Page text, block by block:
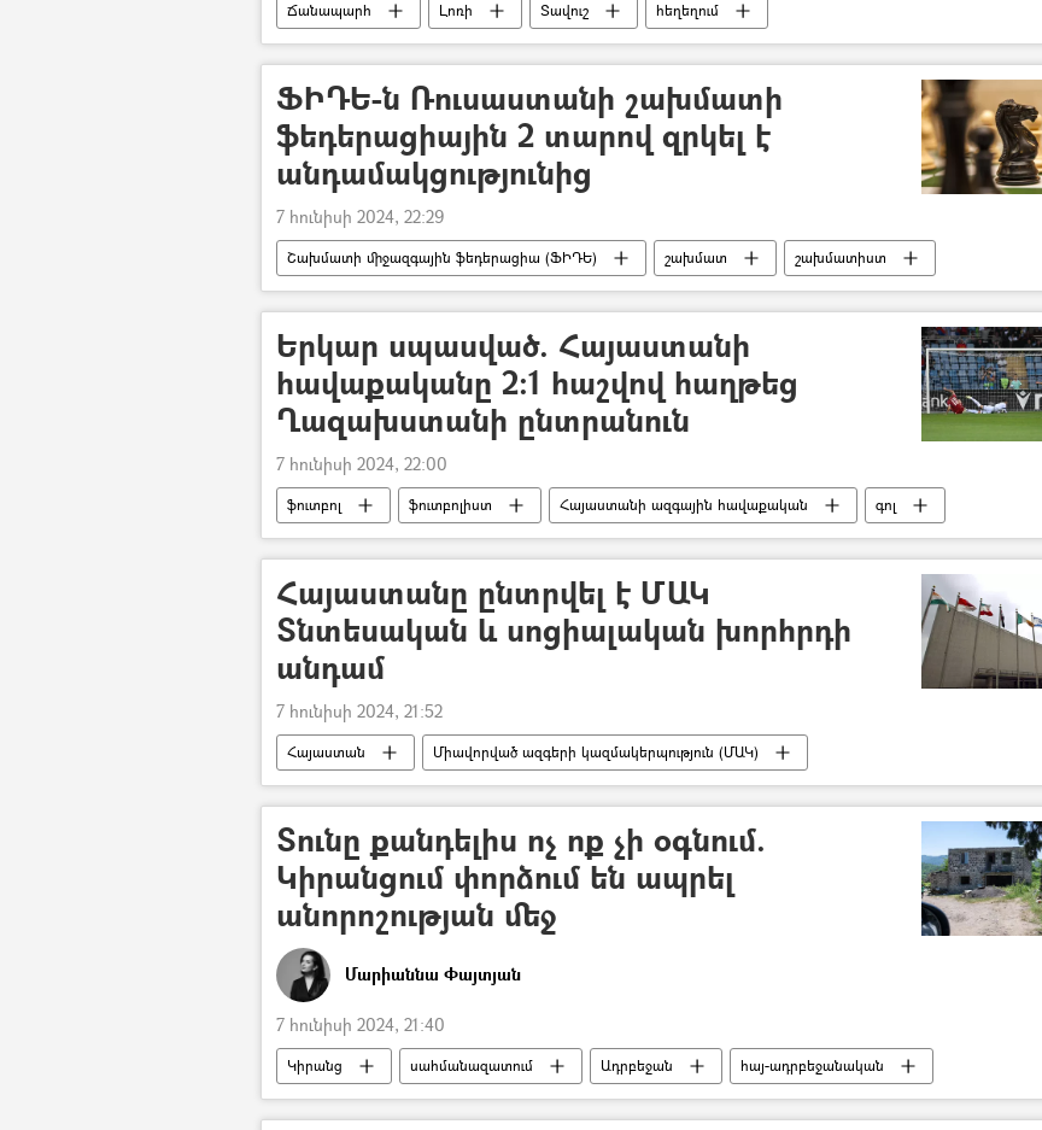
Ճանապարհ Լոռի Տավուշ հեղեղում
ՖԻԴԵ-ն Ռուսաստանի շախմատի
ֆեդերացիային 2 տարով զրկել է
անդամակցությունից
7 հունիսի 2024, 22:29
Շախմատի միջազգային ֆեդերացիա (ՖԻԴԵ) շախմատ
շախմատիստ
Ռուսաստան
Երկար սպասված. Հայաստանի
հավաքականը 2։1 հաշվով հաղթեց
Ղազախստանի ընտրանուն
7 հունիսի 2024, 22:00
ֆուտբոլ ֆուտբոլիստ Հայաստանի ազգային հավաքական
գոլ
Ղազախստան
Հայաստանը ընտրվել է ՄԱԿ
Տնտեսական և սոցիալական խորհրդի
անդամ
7 հունիսի 2024, 21:52
Հայաստան
Միավորված ազգերի կազմակերպություն (ՄԱԿ)
ՀՀ Արտաքին գործերի նախարարություն. ԱԳՆ
Տունը քանդելիս ոչ ոք չի օգնում.
Կիրանցում փորձում են ապրել
անորոշության մեջ
Մարիաննա Փայտյան
7 հունիսի 2024, 21:40
Կիրանց սահմանազատում Ադրբեջան
հայ-ադրբեջանական
Հայաստան